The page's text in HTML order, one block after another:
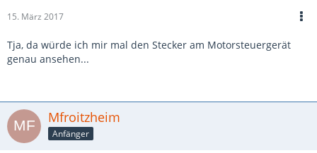
15. März 2017
Tja, da würde ich mir mal den Stecker am Motorsteuergerät
genau ansehen...
Mfroitzheim
Anfänger